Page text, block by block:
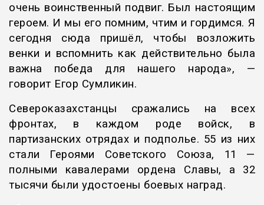
очень воинственный подвиг. Был настоящим
героем. И мы его помним, чтим и гордимся. Я
сегодня сюда пришёл, чтобы возложить
венки и вспомнить как действительно была
важна победа для нашего народа», —
говорит Егор Сумликин.
Североказахстанцы сражались на всех
фронтах, в каждом роде войск, в
партизанских отрядах и подполье. 55 из них
стали Героями Советского Союза, 11 —
полными кавалерами ордена Славы, а 32
тысячи были удостоены боевых наград.